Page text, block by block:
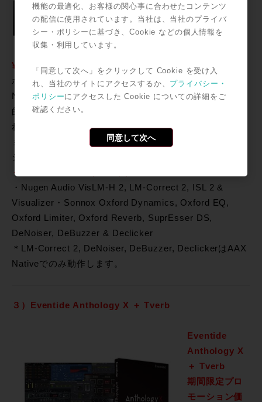
格 ：
￥198,000-
（税込）（通
¥384,912-）
ポスト・プロダクションのマストアイテムとなっている
Nugen Audioのラウドネス管理ツールとミックスを視覚
的に確認できるVisulizer、SonnoxのPost Bundleに含ま
れるAAX DSPプラグイン＊を収録。ポスト・プロダクシ
ョン、ブロードキャストのPro Tools HDXワークステー
ションの導入パッケージに最適なコレクションです。
＜収録プラグイン（12種類）＞
・Nugen Audio VisLM-H 2, LM-Correct 2, ISL 2 &
Visualizer・Sonnox Oxford Dynamics, Oxford EQ,
Oxford Limiter, Oxford Reverb, SuprEsser DS,
DeNoiser, DeBuzzer & Declicker
＊LM-Correct 2, DeNoiser, DeBuzzer, DeclickerはAAX
Nativeでのみ動作します。
３）Eventide Anthology X ＋ Tverb
Eventide
Anthology X
＋ Tverb
期間限定プロ
モーション価
機能の最適化、お客様の関心事に合わせたコンテンツ
の配信に使用されています。当社は、当社のプライバ
シー・ポリシーに基づき、Cookie などの個人情報を
収集・利用しています。
「同意して次へ」をクリックして Cookie を受け入
れ、当社のサイトにアクセスするか、 プライバシー・
ポリシーにアクセスした Cookie についての詳細をご
確認ください。
同意して次へ